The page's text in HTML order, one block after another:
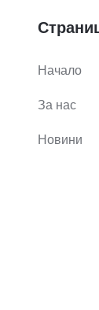
Начало
За нас
Новини